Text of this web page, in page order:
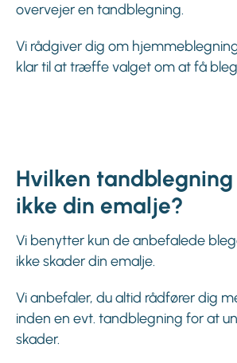
overvejer en tandblegning.
Vi rådgiver dig om
klar til at træffe valget om at få
Hvilken
ikke din emalje?
Vi benytter kun de anbefalede
ikke skader din emalje.
Vi anbefaler, du altid rådfører dig
inden en evt. tandblegning for at
skader.